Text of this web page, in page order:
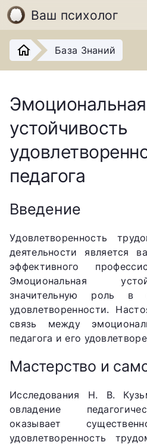
Ваш психолог
База Знаний
Эмоциональная
педагога
Введение
Удовлетворенность
деятельности является
эффективного
Эмоциональная
значительную роль в
удовлетворенности.
связь между
педагога и его
Мастерство и
Исследования Н. В.
овладение
оказывает
удовлетворенность